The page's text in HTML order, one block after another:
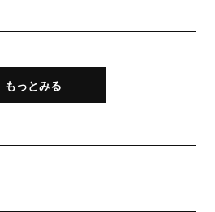
もっとみる